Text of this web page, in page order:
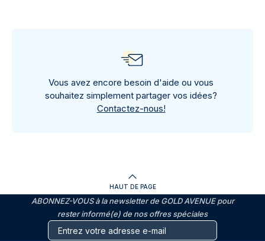
Vous avez encore besoin d'aide ou vous
souhaitez simplement partager vos idées?
Contactez-nous!
HAUT DE PAGE
ABONNEZ-VOUS à la newsletter de GOLD AVENUE pour
rester informé(e) de nos offres spéciales